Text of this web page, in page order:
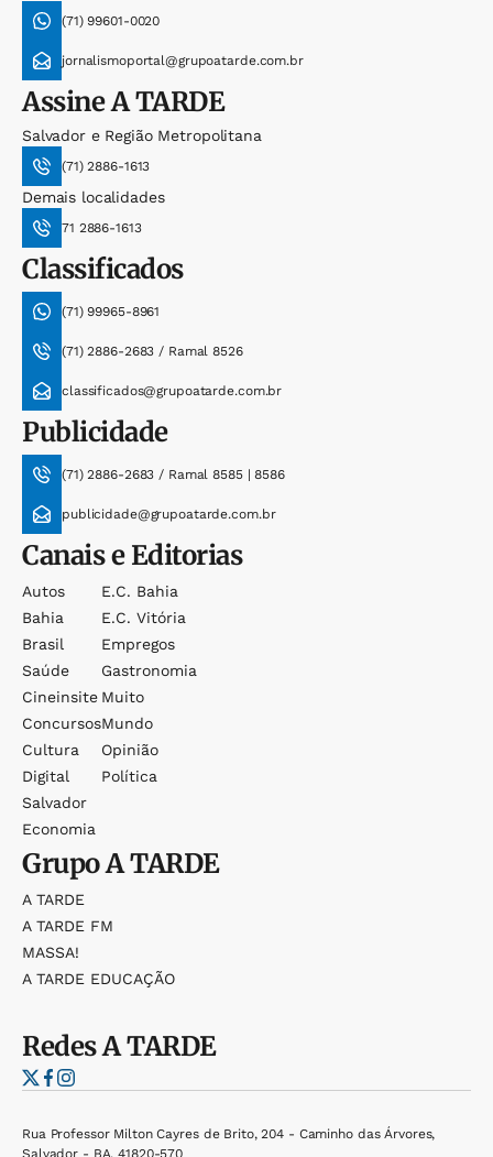
(71) 99601-0020
jornalismoportal@grupoatarde.com.br
AssineA TARDE
Salvador e Região Metropolitana
(71) 2886-1613
Demais localidades
71 2886-1613
Classificados
(71) 99965-8961
(71) 2886-2683 / Ramal 8526
classificados@grupoatarde.com.br
Publicidade
(71) 2886-2683 / Ramal 8585 | 8586
publicidade@grupoatarde.com.br
Canais e Editorias
Autos
Bahia
Brasil
Saúde
Cineinsite
Concursos
Cultura
Digital
Salvador
Economia
E.c. Bahia
E.c. Vitória
Empregos
Gastronomia
Muito
Mundo
Opinião
Política
GrupoA TARDE
A TARDE
A TARDE FM
MASSA!
A TARDE EDUCAÇÃO
RedesA TARDE
Rua Professor Milton Cayres de Brito, 204 - Caminho das Árvores,
Salvador - BA, 41820-570